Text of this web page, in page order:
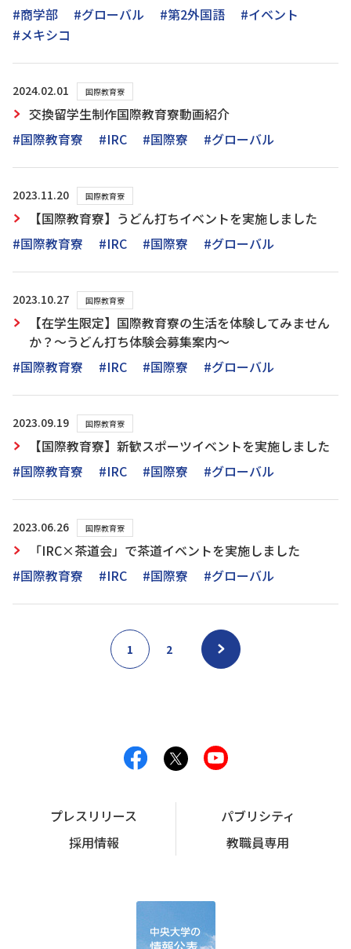
#商学部
#グローバル #第2外国語
#イベント
#メキシコ
2024.02.01 国際教育寮
交換留学生制作国際教育寮動画紹介
#国際教育寮
#IRC #国際寮 #グローバル
2023.11.20 国際教育寮
【国際教育寮】うどん打ちイベントを実施しました
#国際教育寮
#IRC #国際寮 #グローバル
2023.10.27 国際教育寮
【在学生限定】国際教育寮の生活を体験してみません
か？～うどん打ち体験会募集案内～
#国際教育寮
#IRC #国際寮 #グローバル
2023.09.19 国際教育寮
【国際教育寮】新歓スポーツイベントを実施しました
#国際教育寮
#IRC #国際寮 #グローバル
2023.06.26 国際教育寮
「IRC×茶道会」で茶道イベントを実施しました
#国際教育寮
#IRC #国際寮 #グローバル
1 2
プレスリリース
パブリシティ
採用情報
教職員専用